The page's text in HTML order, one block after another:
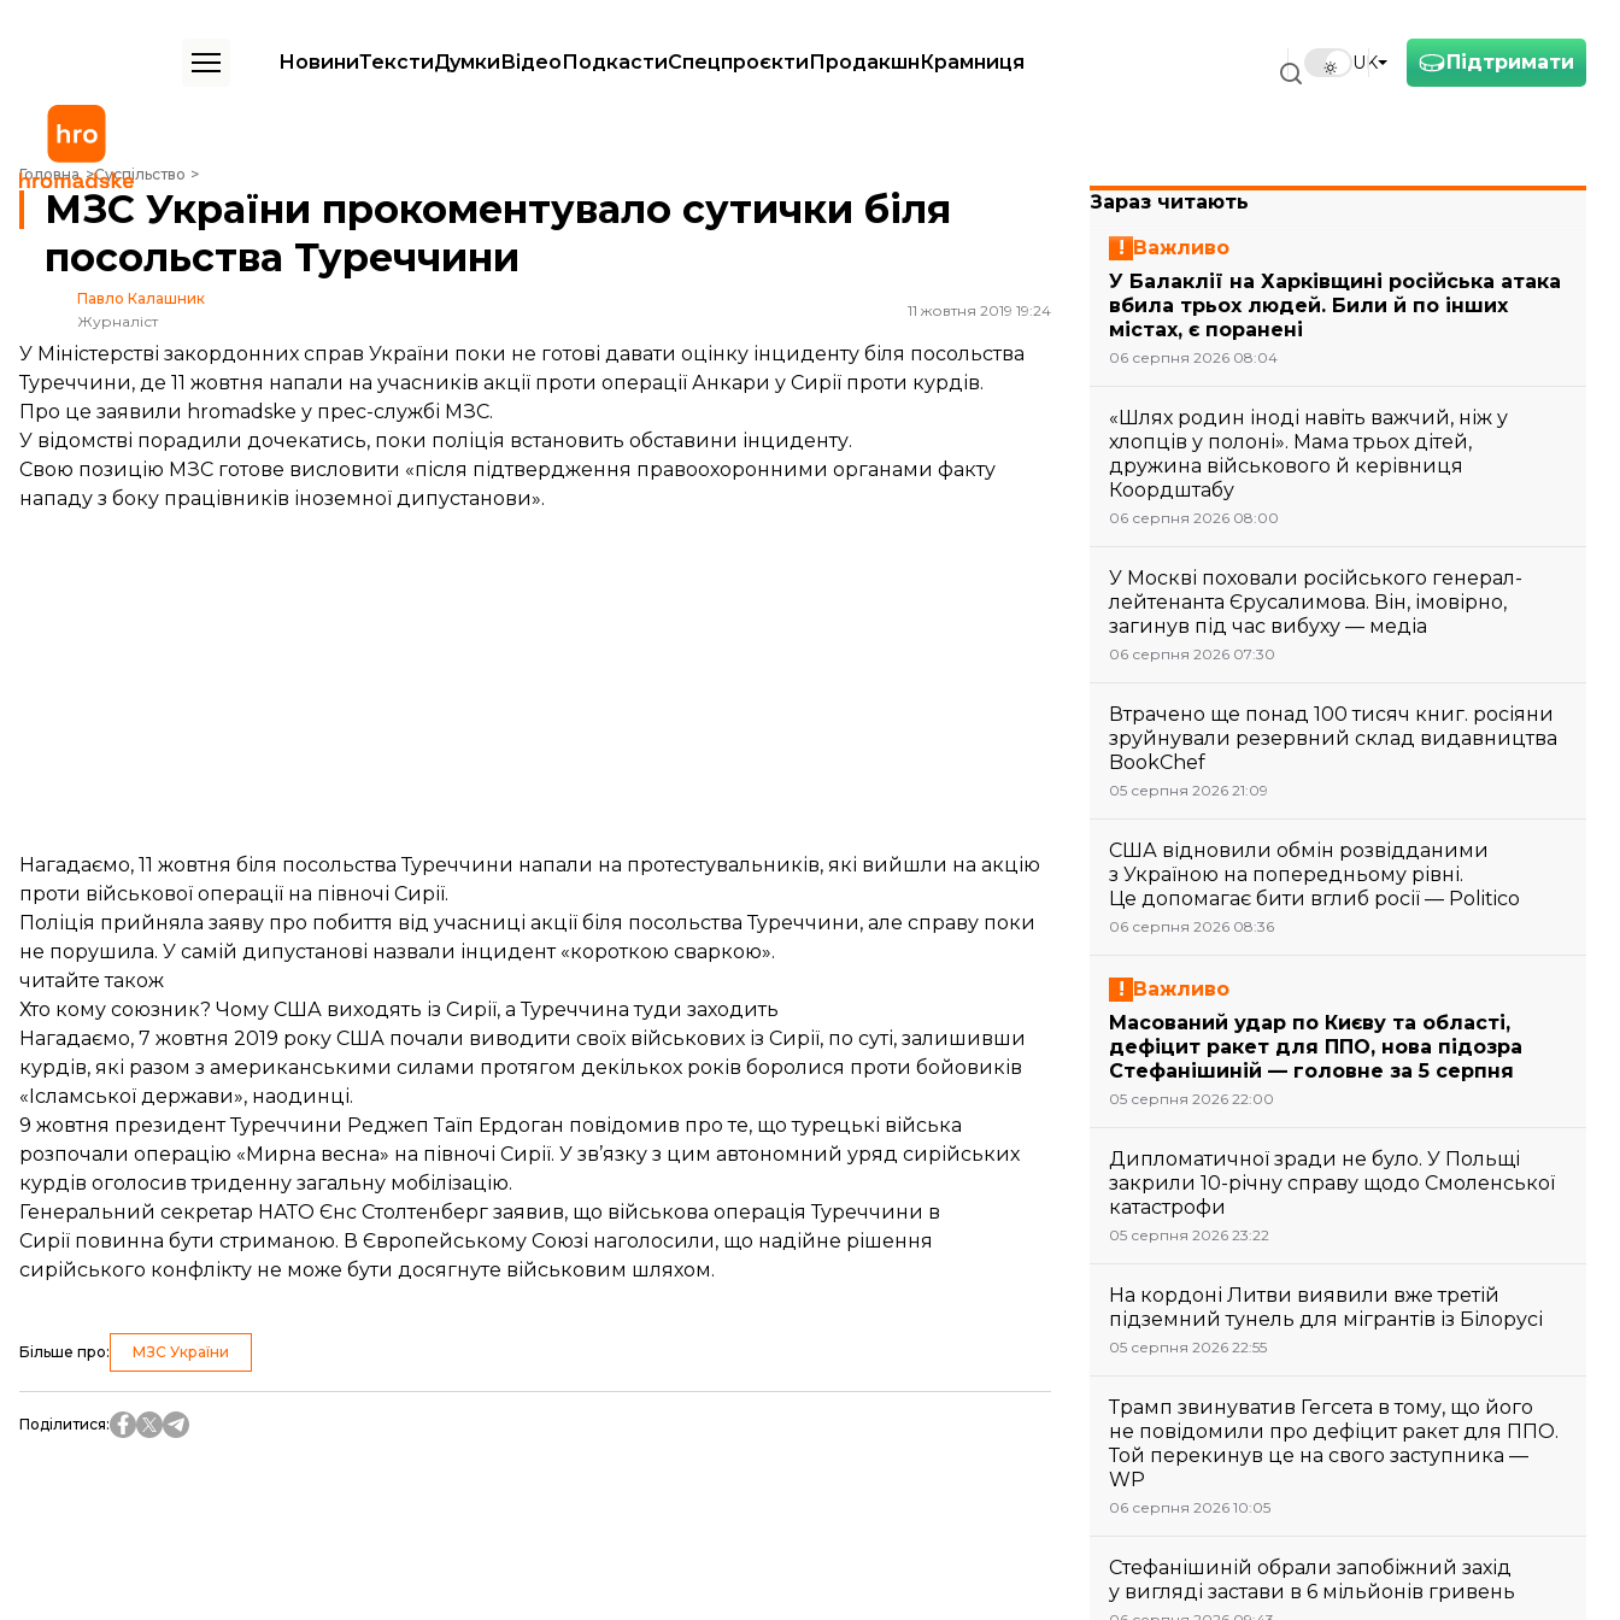
Підтримати
UK
НовиниТекстиДумкиВідеоПодкастиСпецпроєктиПродакшнКрамниця
Головна Суспільство
МЗС України прокоментувало сутички біля посольства Туреччини
МЗС України прокоментувало сутички біля
посольства Туреччини
Павло Калашник
Журналіст
11 жовтня 2019 19:24
У Міністерстві закордонних справ України поки не готові давати оцінку інциденту біля посольства
Туреччини, де 11 жовтня напали на учасників акції проти операції Анкари у Сирії проти курдів.
Про це заявили hromadske у прес-службі МЗС.
У відомстві порадили дочекатись, поки поліція встановить обставини інциденту.
Свою позицію МЗС готове висловити «після підтвердження правоохоронними органами факту
нападу з боку працівників іноземної дипустанови».
Нагадаємо, 11 жовтня біля посольства Туреччини напали на протестувальників, які вийшли на акцію
проти військової операції на півночі Сирії.
Поліція прийняла заяву про побиття від учасниці акції біля посольства Туреччини, але справу поки
не порушила. У самій дипустанові назвали інцидент «короткою сваркою».
читайте також
Хто кому союзник? Чому США виходять із Сирії, а Туреччина туди заходить
Нагадаємо, 7 жовтня 2019 року США почали виводити своїх військових із Сирії, по суті, залишивши
курдів, які разом з американськими силами протягом декількох років боролися проти бойовиків
«Ісламської держави», наодинці.
9 жовтня президент Туреччини Реджеп Таїп Ердоган повідомив про те, щотурецькі війська
розпочали операцію «Мирна весна» на півночі Сирії. У зв’язку з цим автономний уряд сирійських
курдів оголосив триденну загальну мобілізацію.
Генеральний секретар НАТО Єнс Столтенберг заявив, що військова операція Туреччини в
Сирії повинна бути стриманою. В Європейському Союзі наголосили, що надійне рішення
сирійського конфлікту не може бути досягнуте військовим шляхом.
Більше про: МЗС України
Поділитися:
Зараз читають
Важливо
У Балаклії на Харківщині російська атака
вбила трьох людей. Били й по інших
містах, є поранені
06 серпня 2026 08:04
«Шлях родин іноді навіть важчий, ніж у
хлопців у полоні». Мама трьох дітей,
дружина військового й керівниця
Коордштабу
06 серпня 2026 08:00
У Москві поховали російського генерал-
лейтенанта Єрусалимова. Він, імовірно,
загинув під час вибуху — медіа
06 серпня 2026 07:30
Втрачено ще понад 100 тисяч книг. росіяни
зруйнували резервний склад видавництва
BookChef
05 серпня 2026 21:09
США відновили обмін розвідданими
з Україною на попередньому рівні.
Це допомагає бити вглиб росії — Politico
06 серпня 2026 08:36
Важливо
Масований удар по Києву та області,
дефіцит ракет для ППО, нова підозра
Стефанішиній — головне за 5 серпня
05 серпня 2026 22:00
Дипломатичної зради не було. У Польщі
закрили 10-річну справу щодо Смоленської
катастрофи
05 серпня 2026 23:22
На кордоні Литви виявили вже третій
підземний тунель для мігрантів із Білорусі
05 серпня 2026 22:55
Трамп звинуватив Гегсета в тому, що його
не повідомили про дефіцит ракет для ППО.
Той перекинув це на свого заступника —
WP
06 серпня 2026 10:05
Стефанішиній обрали запобіжний захід
у вигляді застави в 6 мільйонів гривень